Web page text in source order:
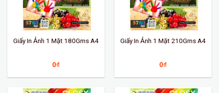
Giấy In Ảnh 1 Mặt 180Gms A4
0₫
Giấy In Ảnh 1 Mặt 210Gms A4
0₫